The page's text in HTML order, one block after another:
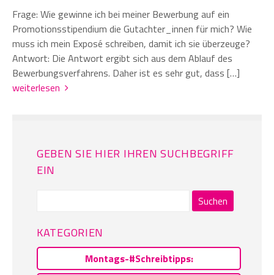
Frage: Wie gewinne ich bei meiner Bewerbung auf ein
Promotionsstipendium die Gutachter_innen für mich? Wie
muss ich mein Exposé schreiben, damit ich sie überzeuge?
Antwort: Die Antwort ergibt sich aus dem Ablauf des
Bewerbungsverfahrens. Daher ist es sehr gut, dass […]
weiterlesen
GEBEN SIE HIER IHREN SUCHBEGRIFF
EIN
KATEGORIEN
Montags-#Schreibtipps: